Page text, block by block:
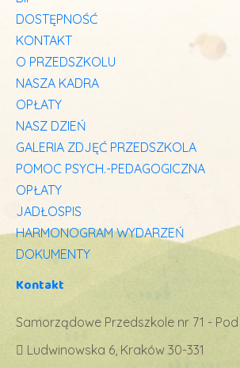
DOSTĘPNOŚĆ
KONTAKT
O PRZEDSZKOLU
NASZA KADRA
OPŁATY
NASZ DZIEŃ
GALERIA ZDJĘĆ PRZEDSZKOLA
POMOC PSYCH.-PEDAGOGICZNA
OPŁATY
JADŁOSPIS
HARMONOGRAM WYDARZEŃ
DOKUMENTY
Kontakt
Samorządowe Przedszkole nr 71 -
Ludwinowska 6, Kraków 30-331